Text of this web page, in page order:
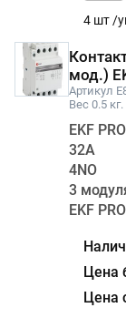
4 шт /
мод.)
Артикул
Вес 0.5 кг.
EKF
32А
4NО
3
EKF